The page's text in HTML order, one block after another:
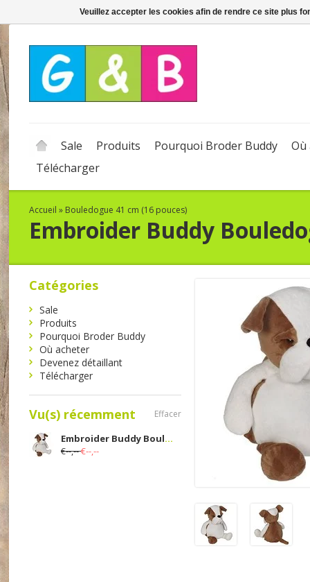
Sale Produits Pourquoi Broder Buddy
Où
Télécharger
Accueil » Bouledogue 41 cm (16 pouces)
Embroider Buddy
Catégories
Sale
Produits
Pourquoi Broder Buddy
Où acheter
Devenez détaillant
Télécharger
Vu(s) récemment Effacer
Embroider Buddy Bouledogue
€--,--€--,--
Veuillez accepter les cookies afin de rendre ce site plus